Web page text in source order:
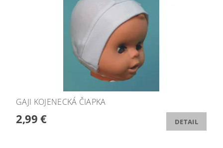
GAJI KOJENECKÁ ČIAPKA
2,99 € DETAIL